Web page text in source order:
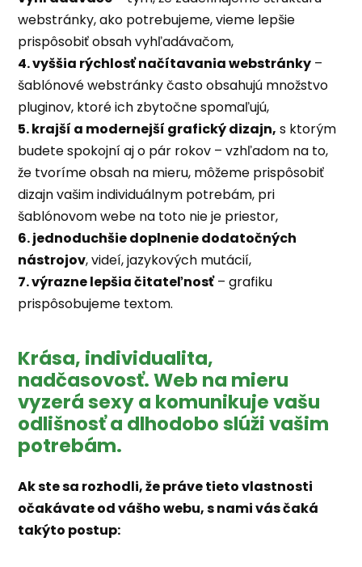
webstránky, ako potrebujeme, vieme lepšie
prispôsobiť obsah vyhľadávačom,
4. vyššia rýchlosť načítavania webstránky –
šablónové webstránky často obsahujú množstvo
pluginov, ktoré ich zbytočne spomaľujú,
5. krajší a modernejší grafický dizajn, s ktorým
budete spokojní aj o pár rokov – vzhľadom na to,
že tvoríme obsah na mieru, môžeme prispôsobiť
dizajn vašim individuálnym potrebám, pri
šablónovom webe na toto nie je priestor,
6. jednoduchšie doplnenie dodatočných
nástrojov, videí, jazykových mutácií,
7. výrazne lepšia čitateľnosť– grafiku
prispôsobujeme textom.
Krása, individualita,
nadčasovosť. Web na mieru
vyzerá sexy a komunikuje vašu
odlišnosť a dlhodobo slúži vašim
potrebám.
Ak ste sa rozhodli, že práve tieto vlastnosti
očakávate od vášho webu, s nami vás čaká
takýto postup: